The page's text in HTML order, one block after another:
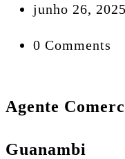
junho 26, 2025
0 Comments
Agente
Guanambi